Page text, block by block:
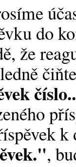
do
že
k
,